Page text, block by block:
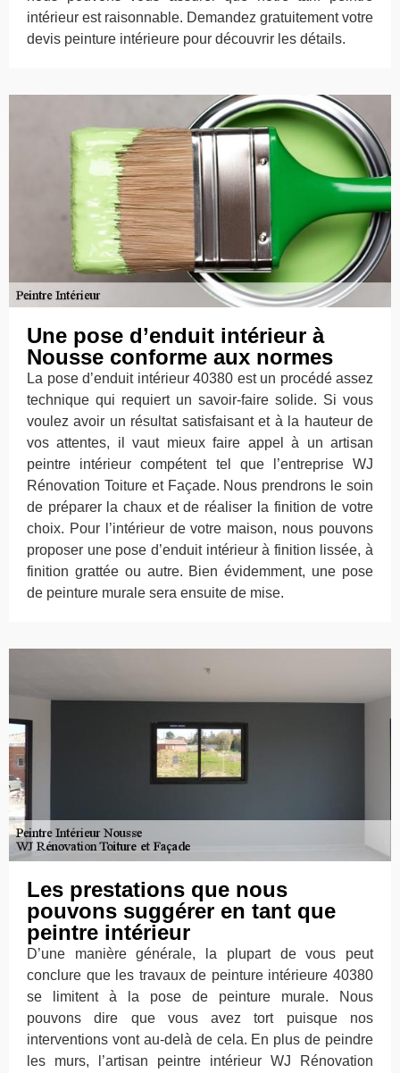
intérieur est raisonnable. Demandez gratuitement votre
devis peinture intérieure pour découvrir les détails.
Une pose d’enduit intérieur à
Nousse conforme aux normes
La pose d’enduit intérieur 40380 est un procédé assez
technique qui requiert un savoir-faire solide. Si vous
voulez avoir un résultat satisfaisant et à la hauteur de
vos attentes, il vaut mieux faire appel à un artisan
peintre intérieur compétent tel que l’entreprise WJ
Rénovation Toiture et Façade. Nous prendrons le soin
de préparer la chaux et de réaliser la finition de votre
choix. Pour l’intérieur de votre maison, nous pouvons
proposer une pose d’enduit intérieur à finition lissée, à
finition grattée ou autre. Bien évidemment, une pose
de peinture murale sera ensuite de mise.
Les prestations que nous
pouvons suggérer en tant que
peintre intérieur
D’une manière générale, la plupart de vous peut
conclure que les travaux de peinture intérieure 40380
se limitent à la pose de peinture murale. Nous
pouvons dire que vous avez tort puisque nos
interventions vont au-delà de cela. En plus de peindre
les murs, l’artisan peintre intérieur WJ Rénovation